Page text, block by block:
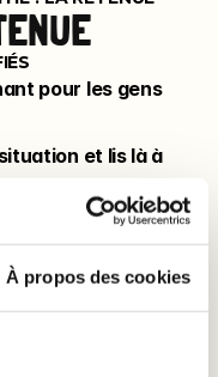
À propos des cookies
pour les gens
et lis là à
pour les
réplique 3) Le